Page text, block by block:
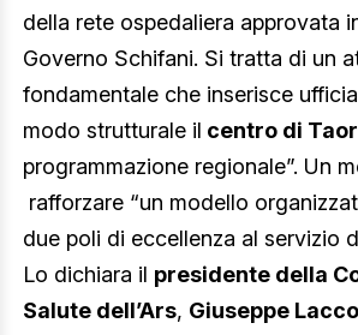
della rete ospedaliera approvata
Governo Schifani. Si tratta di un
fondamentale che inserisce
modo strutturale il centro di
programmazione regionale”. Un
rafforzare “un modello
due poli di eccellenza al servizio
Lo dichiara il presidente della
Salute dell’Ars, Giuseppe